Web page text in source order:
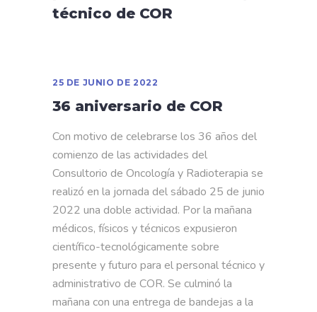
técnico de COR
25 DE JUNIO DE 2022
36 aniversario de COR
Con motivo de celebrarse los 36 años del
comienzo de las actividades del
Consultorio de Oncología y Radioterapia se
realizó en la jornada del sábado 25 de junio
2022 una doble actividad. Por la mañana
médicos, físicos y técnicos expusieron
científico-tecnológicamente sobre
presente y futuro para el personal técnico y
administrativo de COR. Se culminó la
mañana con una entrega de bandejas a la